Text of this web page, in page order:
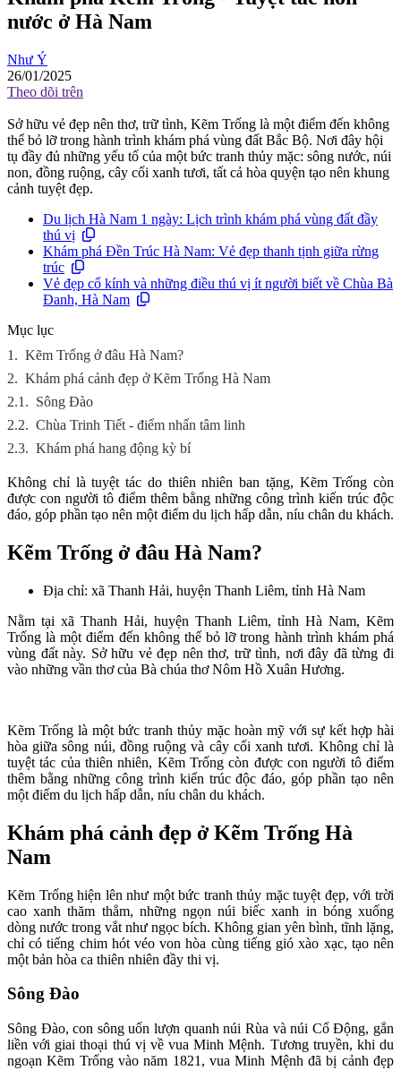
nước ở Hà Nam
Như Ý
26/01/2025
Theo dõi trên
Sở hữu vẻ đẹp nên thơ, trữ tình, Kẽm Trống là một điểm đến không
thể bỏ lỡ trong hành trình khám phá vùng đất Bắc Bộ. Nơi đây hội
tụ đầy đủ những yếu tố của một bức tranh thủy mặc: sông nước, núi
non, đồng ruộng, cây cối xanh tươi, tất cả hòa quyện tạo nên khung
cảnh tuyệt đẹp.
Du lịch Hà Nam 1 ngày: Lịch trình khám phá vùng đất đầy
thú vị
Khám phá Đền Trúc Hà Nam: Vẻ đẹp thanh tịnh giữa rừng
trúc
Vẻ đẹp cổ kính và những điều thú vị ít người biết về Chùa Bà
Đanh, Hà Nam
Mục lục
1. Kẽm Trống ở đâu Hà Nam?
2. Khám phá cảnh đẹp ở Kẽm Trống Hà Nam
2.1. Sông Đào
2.2. Chùa Trinh Tiết - điểm nhấn tâm linh
2.3. Khám phá hang động kỳ bí
Không chỉ là tuyệt tác do thiên nhiên ban tặng, Kẽm Trống còn
được con người tô điểm thêm bằng những công trình kiến trúc độc
đáo, góp phần tạo nên một điểm du lịch hấp dẫn, níu chân du khách.
Kẽm Trống ở đâu Hà Nam?
Địa chỉ: xã Thanh Hải, huyện Thanh Liêm, tỉnh Hà Nam
Nằm tại xã Thanh Hải, huyện Thanh Liêm, tỉnh Hà Nam, Kẽm
Trống là một điểm đến không thể bỏ lỡ trong hành trình khám phá
vùng đất này. Sở hữu vẻ đẹp nên thơ, trữ tình, nơi đây đã từng đi
vào những vần thơ của Bà chúa thơ Nôm Hồ Xuân Hương.
Kẽm Trống là một bức tranh thủy mặc hoàn mỹ với sự kết hợp hài
hòa giữa sông núi, đồng ruộng và cây cối xanh tươi. Không chỉ là
tuyệt tác của thiên nhiên, Kẽm Trống còn được con người tô điểm
thêm bằng những công trình kiến trúc độc đáo, góp phần tạo nên
một điểm du lịch hấp dẫn, níu chân du khách.
Khám phá cảnh đẹp ở Kẽm Trống Hà
Nam
Kẽm Trống hiện lên như một bức tranh thủy mặc tuyệt đẹp, với trời
cao xanh thăm thẳm, những ngọn núi biếc xanh in bóng xuống
dòng nước trong vắt như ngọc bích. Không gian yên bình, tĩnh lặng,
chỉ có tiếng chim hót véo von hòa cùng tiếng gió xào xạc, tạo nên
một bản hòa ca thiên nhiên đầy thi vị.
Sông Đào
Sông Đào, con sông uốn lượn quanh núi Rùa và núi Cổ Động, gắn
liền với giai thoại thú vị về vua Minh Mệnh. Tương truyền, khi du
ngoạn Kẽm Trống vào năm 1821, vua Minh Mệnh đã bị cảnh đẹp